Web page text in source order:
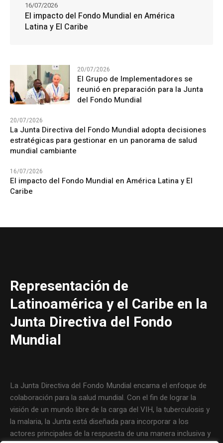
El impacto del Fondo Mundial en América
Latina y El Caribe
16/07/2026
20/07/2026
El Grupo de Implementadores se
reunió en preparación para la Junta
del Fondo Mundial
20/07/2026
La Junta Directiva del Fondo Mundial adopta decisiones
estratégicas para gestionar en un panorama de salud
mundial cambiante
16/07/2026
El impacto del Fondo Mundial en América Latina y El
Caribe
Representación de
Latinoamérica y el Caribe en la
Junta Directiva del Fondo
Mundial
La Junta Directiva del Fondo Mundial encarna el enfoque de
colaboración para la salud mundial. Con el fin de lograr la
visión de un mundo libre de la carga del VIH, la tuberculosis y
la malaria, la Junta está diseñada para incorporar a los
actores principales de la respuesta de una manera inclusiva y